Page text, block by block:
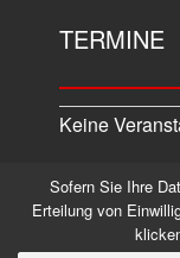
TERMINE
Keine
Sofern Sie Ihre
Erteilung von